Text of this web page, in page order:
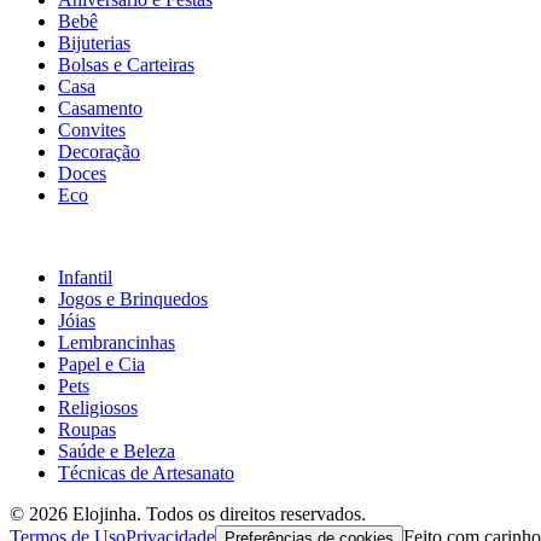
Bebê
Bijuterias
Bolsas e Carteiras
Casa
Casamento
Convites
Decoração
Doces
Eco
Infantil
Jogos e Brinquedos
Jóias
Lembrancinhas
Papel e Cia
Pets
Religiosos
Roupas
Saúde e Beleza
Técnicas de Artesanato
© 2026 Elojinha. Todos os direitos reservados.
Termos de UsoPrivacidade Feito com